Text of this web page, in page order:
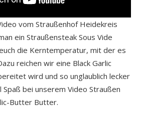
vom Straußenhof Heidekreis
ein Straußensteak Sous Vide
die Kerntemperatur, mit der es
reichen wir eine Black Garlic
wird und so unglaublich lecker
Spaß bei unserem Video Straußen
Butter Butter.